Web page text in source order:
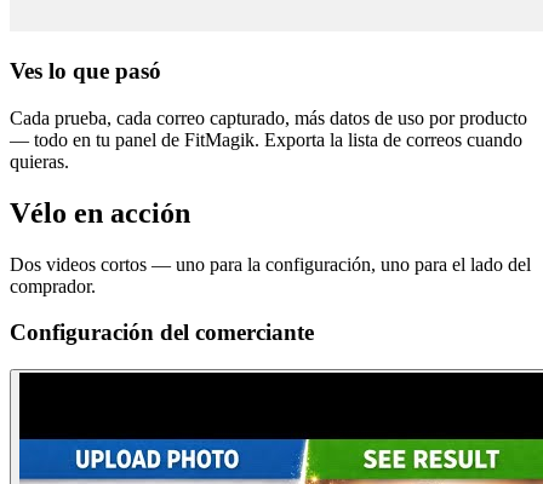
Ves lo que pasó
Cada prueba, cada correo capturado, más datos de uso por producto
— todo en tu panel de FitMagik. Exporta la lista de correos cuando
quieras.
Vélo en acción
Dos videos cortos — uno para la configuración, uno para el lado del
comprador.
Configuración del comerciante